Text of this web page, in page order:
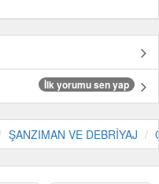
İlk yorumu sen yap
ŞANZIMAN VE DEBRİYAJ